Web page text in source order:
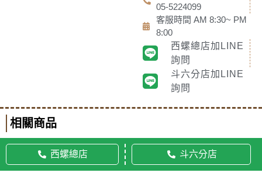
05-5224099
客服時間 AM 8:30~ PM
8:00
西螺總店加LINE
詢問
斗六分店加LINE
詢問
相關商品
西螺總店 斗六分店